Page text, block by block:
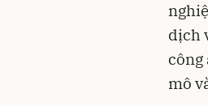
dịch
công
mô